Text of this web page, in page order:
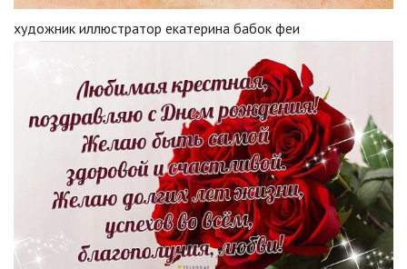
художник иллюстратор екатерина бабок феи